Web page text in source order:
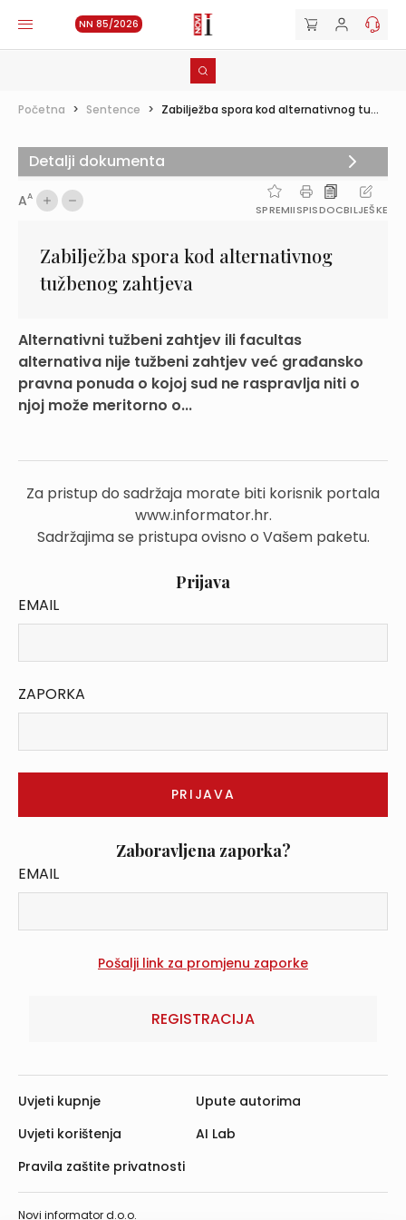
NN 85/2026
Početna > Sentence > Zabilježba spora kod alternativnog tu...
AA
SPREMIISPISDOCBILJEŠKE
Zabilježba spora kod alternativnog
tužbenog zahtjeva
Alternativni tužbeni zahtjev ili facultas
alternativa nije tužbeni zahtjev već građansko
pravna ponuda o kojoj sud ne raspravlja niti o
njoj može meritorno o...
Za pristup do sadržaja morate biti korisnik portala
www.informator.hr.
Sadržajima se pristupa ovisno o Vašem paketu.
Prijava
EMAIL
ZAPORKA
Zaboravljena zaporka?
EMAIL
REGISTRACIJA
Detalji dokumenta
Novi informator d.o.o.
Uvjeti kupnje
Uvjeti korištenja
Pravila zaštite privatnosti
Upute autorima
AI Lab